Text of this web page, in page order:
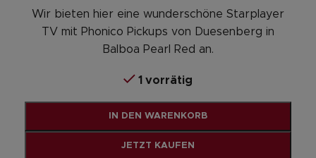
Wir bieten hier eine wunderschöne Starplayer
TV mit Phonico Pickups von Duesenberg in
Balboa Pearl Red an.
1 vorrätig
IN DEN WARENKORB
JETZT KAUFEN
Alternative: